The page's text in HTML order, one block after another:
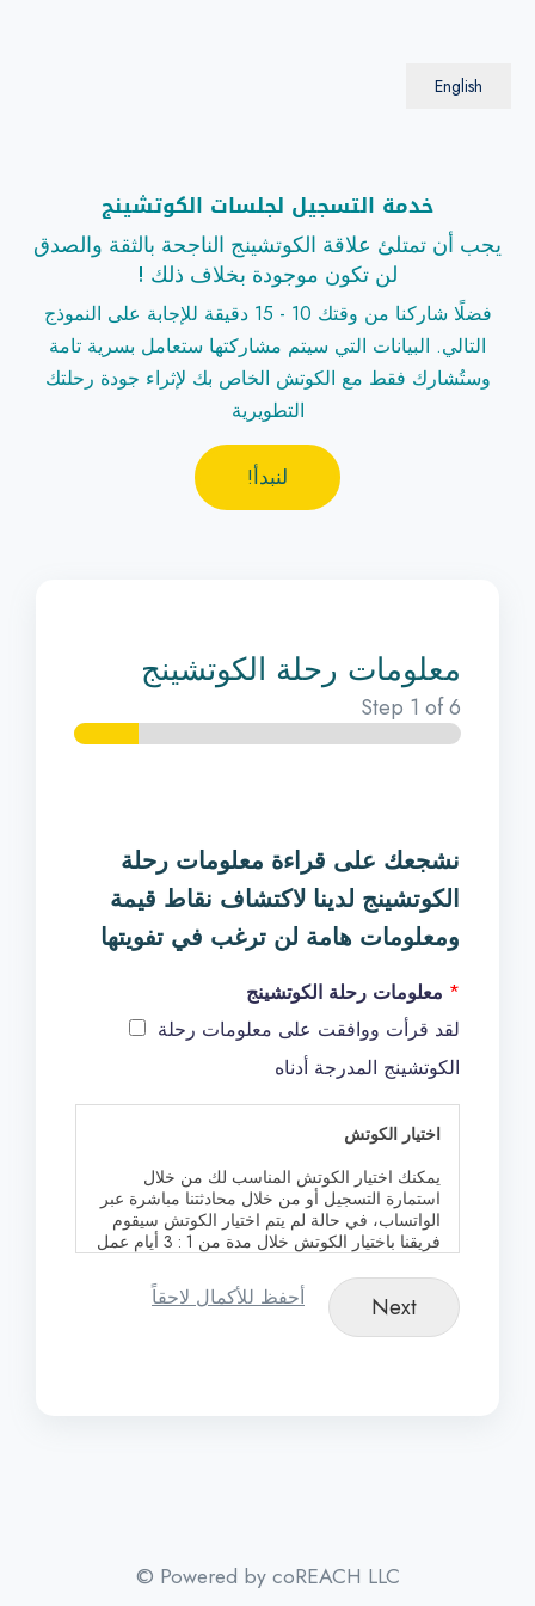
English
خدمة التسجيل لجلسات الكوتشينج
يجب أن تمتلئ علاقة الكوتشينج الناجحة بالثقة والصدق
! لن تكون موجودة بخلاف ذلك
فضلًا شاركنا من وقتك 10 - 15 دقيقة للإجابة على النموذج
التالي. البيانات التي سيتم مشاركتها ستعامل بسرية تامة
وستُشارك فقط مع الكوتش الخاص بك لإثراء جودة رحلتك
التطويرية
!لنبدأ
معلومات رحلة الكوتشينج
Step 1 of 6
نشجعك على قراءة معلومات رحلة
الكوتشينج لدينا لاكتشاف نقاط قيمة
ومعلومات هامة لن ترغب في تفويتها
*
لقد قرأت ووافقت على معلومات رحلة
الكوتشينج المدرجة أدناه
اختيار الكوتش
يمكنك اختيار الكوتش المناسب لك من خلال
استمارة التسجيل أو من خلال محادثتنا مباشرة عبر
الواتساب، في حالة لم يتم اختيار الكوتش سيقوم
فريقنا باختيار الكوتش خلال مدة من 1 : 3 أيام عمل
الجلسة الاستكشافية
بمناقشة ذلك معك وتوفير الدعم لاختيار كوتش آخر.
Next أحفظ للأكمال لاحقاً
© Powered by coREACH LLC